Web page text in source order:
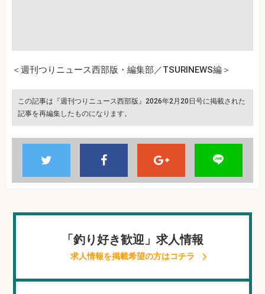
＜週刊つりニュース西部版・編集部／TSURINEWS編＞
この記事は『週刊つりニュース西部版』2026年2月20日号に掲載された
記事を再編集したものになります。
「釣り好き歓迎」求人情報
求人情報を掲載希望の方はコチラ